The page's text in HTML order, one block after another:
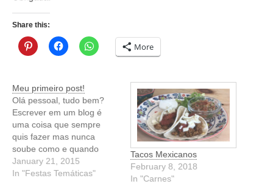
Share this:
More
Meu primeiro post!
Olá pessoal, tudo bem?
Escrever em um blog é
uma coisa que sempre
quis fazer mas nunca
soube como e quando
começar... já quis falar
sobre as minhas
January 21, 2015
In "Festas Temáticas"
Tacos Mexicanos
February 8, 2018
In "Carnes"